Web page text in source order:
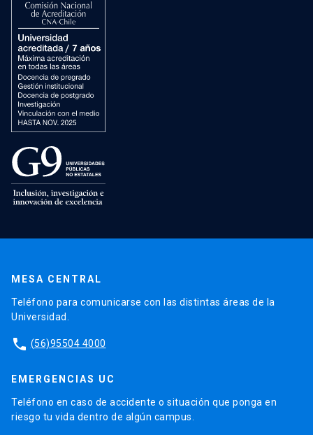
MESA CENTRAL
Teléfono para comunicarse con las distintas áreas de la
Universidad.
phone (56)95504 4000
EMERGENCIAS UC
Teléfono en caso de accidente o situación que ponga en
riesgo tu vida dentro de algún campus.